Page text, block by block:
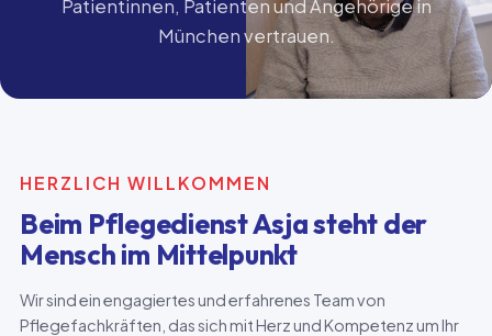
Patientinnen, Patienten und Angehörige in
München vertrauen.
HERZLICH WILLKOMMEN
Beim Pflegedienst Asja steht der
Mensch im Mittelpunkt
Wir sind ein engagiertes und erfahrenes Team von
Pflegefachkräften, das sich mit Herz und Kompetenz um Ihr